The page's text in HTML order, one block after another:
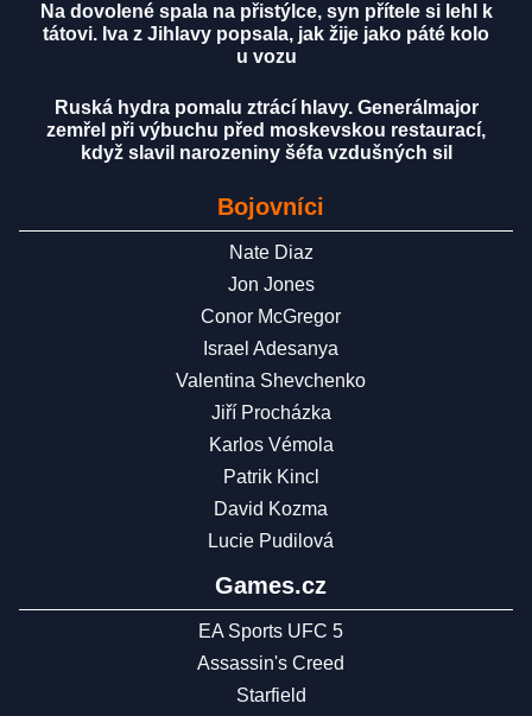
Na dovolené spala na přistýlce, syn přítele si lehl k
tátovi. Iva z Jihlavy popsala, jak žije jako páté kolo
u vozu
Ruská hydra pomalu ztrácí hlavy. Generálmajor
zemřel při výbuchu před moskevskou restaurací,
když slavil narozeniny šéfa vzdušných sil
Bojovníci
Nate Diaz
Jon Jones
Conor McGregor
Israel Adesanya
Valentina Shevchenko
Jiří Procházka
Karlos Vémola
Patrik Kincl
David Kozma
Lucie Pudilová
Games.cz
EA Sports UFC 5
Assassin's Creed
Starfield